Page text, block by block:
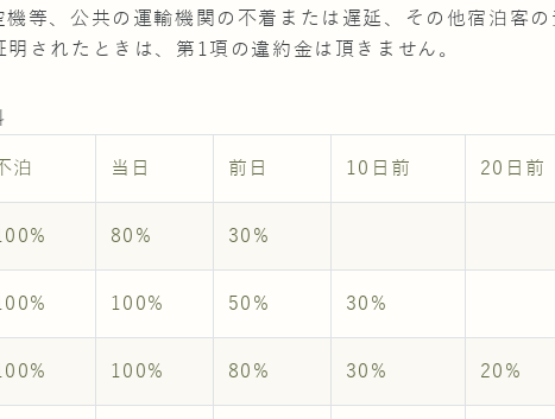
等、公共の運輸機関の不着または遅延、その他宿泊客
されたときは、第1項の違約金は頂きません。
泊 当日 前日 10日前 20日前
80% 30%
100% 50% 30%
100% 80% 30% 20%